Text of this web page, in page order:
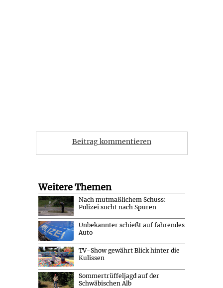
Beitrag kommentieren
Weitere Themen
Nach mutmaßlichem Schuss:
Polizei sucht nach Spuren
Unbekannter schießt auf fahrendes
Auto
TV-Show gewährt Blick hinter die
Kulissen
Sommertrüffeljagd auf der
Schwäbischen Alb